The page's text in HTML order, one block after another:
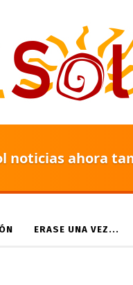
noticias ahora
ERASE UNA VEZ...